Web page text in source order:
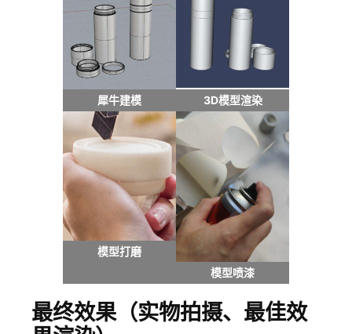
犀牛建模 3D模型渲染
模型打磨
模型喷漆
最终效果（实物拍摄、最佳效